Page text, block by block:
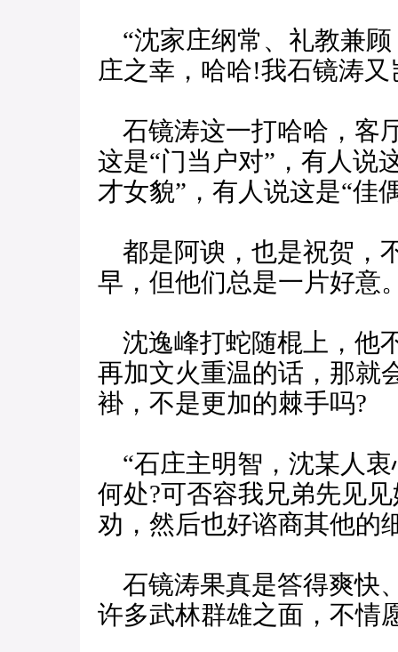
“沈家庄纲常、礼教兼
庄之幸，哈哈!我石镜涛又
石镜涛这一打哈哈，客
这是“门当户对”，有人说
才女貌”，有人说这是“佳
都是阿谀，也是祝贺，
早，但他们总是一片好意
沈逸峰打蛇随棍上，他
再加文火重温的话，那就
褂，不是更加的棘手吗?
“石庄主明智，沈某人
何处?可否容我兄弟先见
劝，然后也好谘商其他的
石镜涛果真是答得爽快
许多武林群雄之面，不情